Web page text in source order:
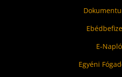
E-Napló
Egyéni